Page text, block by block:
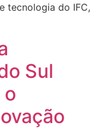
tecnologia do IFC,
Sul